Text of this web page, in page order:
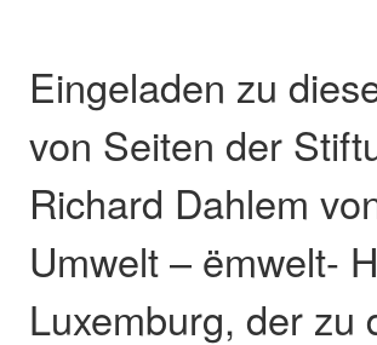
Eingeladen zu
von Seiten der
Richard Dahlem
Umwelt – ëmwelt-
Luxemburg, der zu